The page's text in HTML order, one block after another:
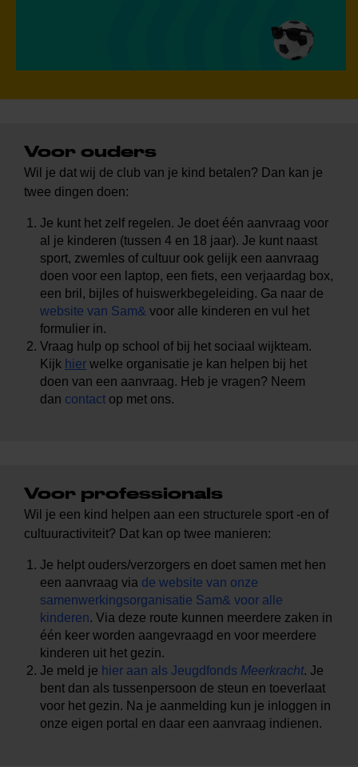
Voor ouders
Wil je dat wij de club van je kind betalen? Dan kan je
twee dingen doen:
Je kunt het zelf regelen. Je doet één aanvraag voor
al je kinderen (tussen 4 en 18 jaar). Je kunt naast
sport, zwemles of cultuur ook gelijk een aanvraag
doen voor een laptop, een fiets, een verjaardag box,
een bril, bijles of huiswerkbegeleiding. Ga naar de
website van Sam& voor alle kinderen en vul het
formulier in.
Vraag hulp op school of bij het sociaal wijkteam.
Kijk hier welke organisatie je kan helpen bij het
doen van een aanvraag. Heb je vragen? Neem
dan contact op met ons.
Voor professionals
Wil je een kind helpen aan een structurele sport -en of
cultuuractiviteit? Dat kan op twee manieren:
Je helpt ouders/verzorgers en doet samen met hen
een aanvraag via de website van onze
samenwerkingsorganisatie Sam& voor alle
kinderen. Via deze route kunnen meerdere zaken in
één keer worden aangevraagd en voor meerdere
kinderen uit het gezin.
Je meld je hier aan als Jeugdfonds Meerkracht. Je
bent dan als tussenpersoon de steun en toeverlaat
voor het gezin. Na je aanmelding kun je inloggen in
onze eigen portal en daar een aanvraag indienen.